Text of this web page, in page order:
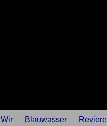
Wir Blauwasser
Reviere